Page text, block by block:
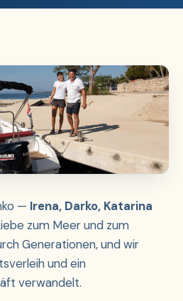
— Irena, Darko, Katarina
zum Meer und zum
Generationen, und wir
und ein
verwandelt.